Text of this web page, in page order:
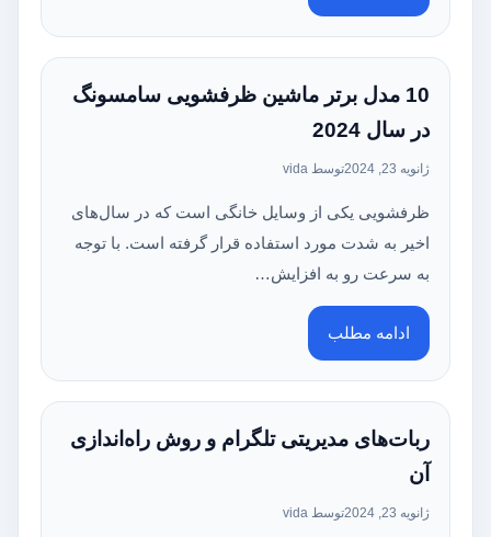
10 مدل برتر ماشین ظرفشویی سامسونگ
در سال 2024
ژانویه 23, 2024 توسط vida
ظرفشویی یکی از وسایل خانگی است که در سال‌های
اخیر به شدت مورد استفاده قرار گرفته است. با توجه
به سرعت رو به افزایش…
ادامه مطلب
ربات‌های مدیریتی تلگرام و روش راه‌اندازی
آن
ژانویه 23, 2024 توسط vida